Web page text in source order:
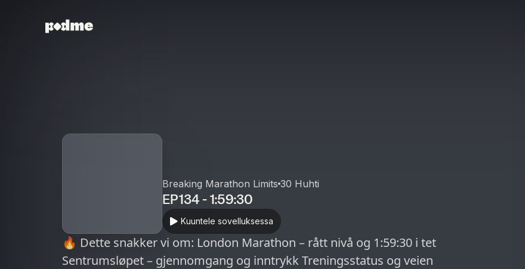
Breaking Marathon Limits 30 Huhti
EP134 - 1:59:30
Kuuntele sovelluksessa
🔥 Dette snakker vi om: London Marathon – rått nivå og 1:59:30 i tet
Sentrumsløpet – gjennomgang og inntrykk Treningsstatus og veien